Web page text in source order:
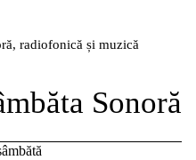
radiofonică și muzică